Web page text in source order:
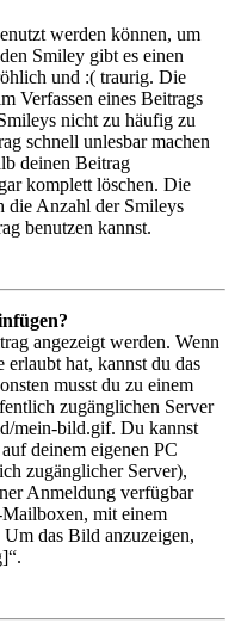
werden können, um
Smiley gibt es einen
und :( traurig. Die
Verfassen eines Beitrags
nicht zu häufig zu
schnell unlesbar machen
deinen Beitrag
komplett löschen. Die
die Anzahl der Smileys
benutzen kannst.
angezeigt werden. Wenn
hat, kannst du das
musst du zu einem
zugänglichen Server
mein-bild.gif. Du kannst
deinem eigenen PC
zugänglicher Server),
Anmeldung verfügbar
mit einem
Um das Bild anzuzeigen,